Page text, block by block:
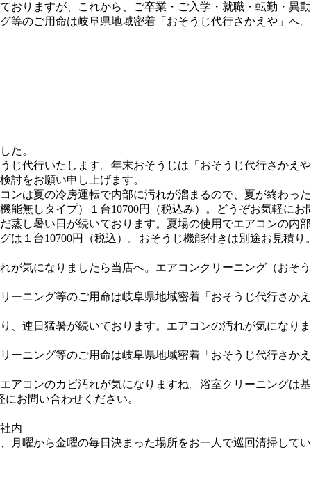
おりますが、これから、ご卒業・ご入学・就職・転勤・異
等のご用命は岐阜県地域密着「おそうじ代行さかえや」へ
た。
じ代行いたします。年末おそうじは「おそうじ代行さかえ
討をお願い申し上げます。
ンは夏の冷房運転で内部に汚れが溜まるので、夏が終わっ
能無しタイプ）１台10700円（税込み）。どうぞお気軽にお
蒸し暑い日が続いております。夏場の使用でエアコンの内
は１台10700円（税込）。おそうじ機能付きは別途お見積り
が気になりましたら当店へ。エアコンクリーニング（おそ
ーニング等のご用命は岐阜県地域密着「おそうじ代行さか
、連日猛暑が続いております。エアコンの汚れが気になり
ーニング等のご用命は岐阜県地域密着「おそうじ代行さか
アコンのカビ汚れが気になりますね。浴室クリーニングは
お問い合わせください。
内
月曜から金曜の毎日決まった場所をお一人で巡回清掃して